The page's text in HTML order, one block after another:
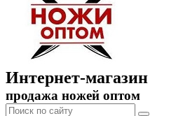
Интернет-магазин
продажа ножей оптом